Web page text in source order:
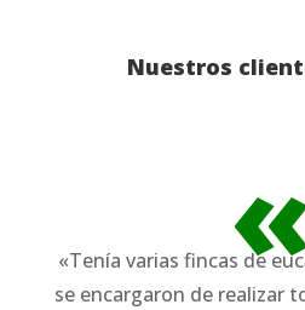
Nuestros
«Tenía varias fincas de
se encargaron de realizar